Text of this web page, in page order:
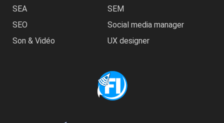
SEA
SEM
SEO
Social media manager
Son & Vidéo
UX designer